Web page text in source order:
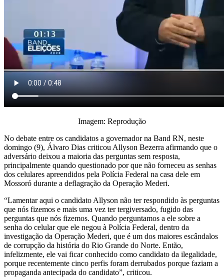
Imagem: Reprodução
No debate entre os candidatos a governador na Band RN, neste
domingo (9), Álvaro Dias criticou Allyson Bezerra afirmando que o
adversário deixou a maioria das perguntas sem resposta,
principalmente quando questionado por que não forneceu as senhas
dos celulares apreendidos pela Polícia Federal na casa dele em
Mossoró durante a deflagração da Operação Mederi.
“Lamentar aqui o candidato Allyson não ter respondido às perguntas
que nós fizemos e mais uma vez ter tergiversado, fugido das
perguntas que nós fizemos. Quando perguntamos a ele sobre a
senha do celular que ele negou à Polícia Federal, dentro da
investigação da Operação Mederi, que é um dos maiores escândalos
de corrupção da história do Rio Grande do Norte. Então,
infelizmente, ele vai ficar conhecido como candidato da ilegalidade,
porque recentemente cinco perfis foram derrubados porque faziam a
propaganda antecipada do candidato”, criticou.